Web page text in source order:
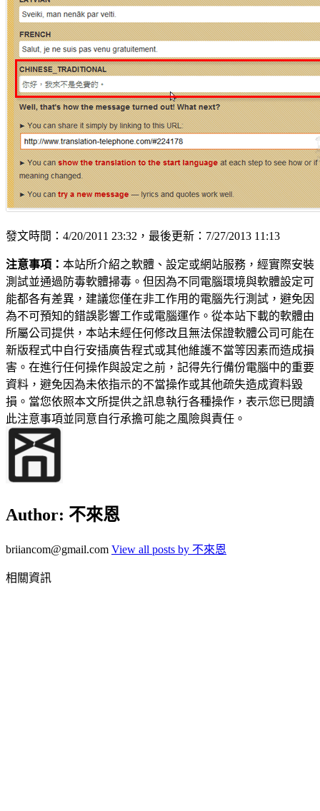
發文時間：4/20/2011 23:32，最後更新：7/27/2013 11:13
注意事項： 本站所介紹之軟體、設定或網站服務，經實際安裝
測試並通過防毒軟體掃毒。但因為不同電腦環境與軟體設定可
能都各有差異，建議您僅在非工作用的電腦先行測試，避免因
為不可預知的錯誤影響工作或電腦運作。從本站下載的軟體由
所屬公司提供，本站未經任何修改且無法保證軟體公司可能在
新版程式中自行安插廣告程式或其他維護不當等因素而造成損
害。在進行任何操作與設定之前，記得先行備份電腦中的重要
資料，避免因為未依指示的不當操作或其他疏失造成資料毀
損。當您依照本文所提供之訊息執行各種操作，表示您已閱讀
此注意事項並同意自行承擔可能之風險與責任。
Author: 不來恩
briiancom@gmail.com View all posts by 不來恩
相關資訊